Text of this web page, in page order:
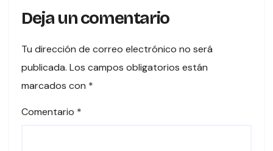
Deja un comentario
Tu dirección de correo electrónico no será
publicada. Los campos obligatorios están
marcados con *
Comentario *